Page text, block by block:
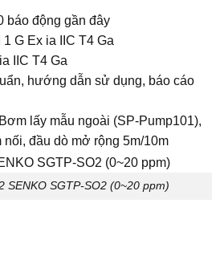
báo động gần đây
G Ex ia IIC T4 Ga
T4 Ga
hướng dẫn sử dụng, báo cáo
lấy mẫu ngoài (SP-Pump101),
nối, đầu dò mở rộng 5m/10m
SENKO SGTP-SO2 (0~20 ppm)